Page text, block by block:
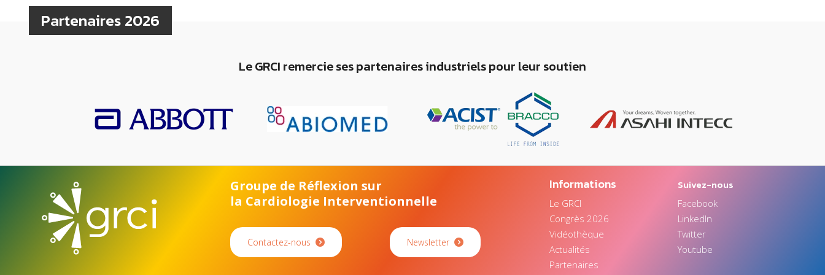
Partenaires 2026
Le GRCI remercie ses partenaires industriels pour leur soutien
Groupe de Réflexion sur
la Cardiologie Interventionnelle
Contactez-nous Newsletter
Informations
Le GRCI
Congrès 2026
Vidéothèque
Actualités
Partenaires
Suivez-nous
Facebook
LinkedIn
Twitter
Youtube